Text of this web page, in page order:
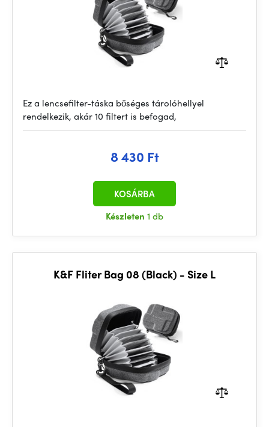
Ez a lencsefilter-táska bőséges tárolóhellyel
rendelkezik, akár 10 filtert is befogad,
8 430 Ft
Készleten 1 db
KOSÁRBA
K&F Fliter Bag 08 (Black) - Size L